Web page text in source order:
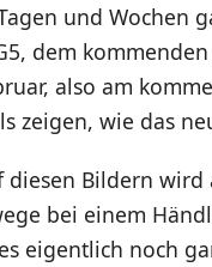
und Wochen
dem
also am
zeigen, wie das
diesen Bildern
bei einem
eigentlich noch